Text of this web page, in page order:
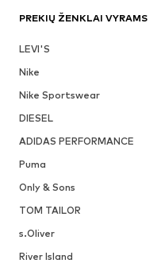
PREKIŲ ŽENKLAI VYRAMS
LEVI'S
Nike
Nike Sportswear
DIESEL
ADIDAS PERFORMANCE
Puma
Only & Sons
TOM TAILOR
s.Oliver
River Island